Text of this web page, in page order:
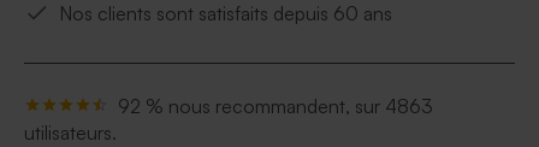
Nos clients sont satisfaits depuis 60 ans
92 % nous recommandent, sur 4863
utilisateurs.